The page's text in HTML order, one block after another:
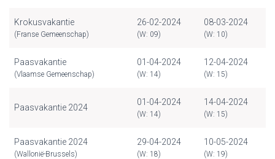
Krokusvakantie
(Franse Gemeenschap)
26-02-2024
(W: 09)
08-03-2024
(W: 10)
Paasvakantie
(Vlaamse Gemeenschap)
01-04-2024
(W: 14)
12-04-2024
(W: 15)
Paasvakantie 2024
01-04-2024
(W: 14)
14-04-2024
(W: 15)
Paasvakantie 2024
(Wallonië-Brussels)
29-04-2024
(W: 18)
10-05-2024
(W: 19)